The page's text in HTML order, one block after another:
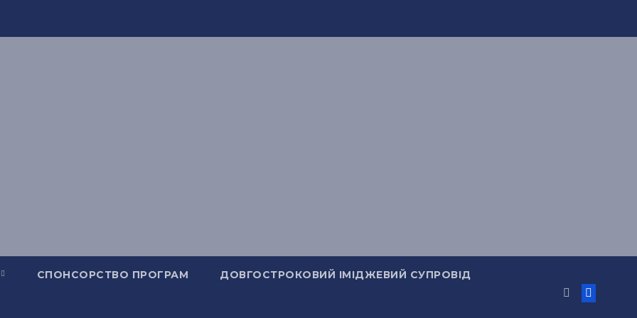
СПОНСОРСТВО ПРОГРАМ ДОВГОСТРОКОВИЙ ІМІДЖЕВИЙ СУПРОВІД